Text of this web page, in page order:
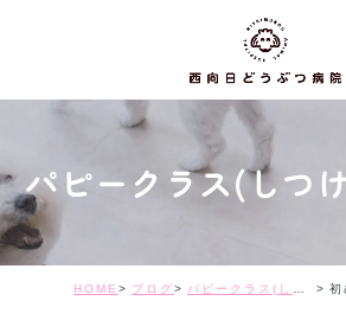
パピークラス(しつ
HOME ブログ パピークラス(しつけ教室)日記 初